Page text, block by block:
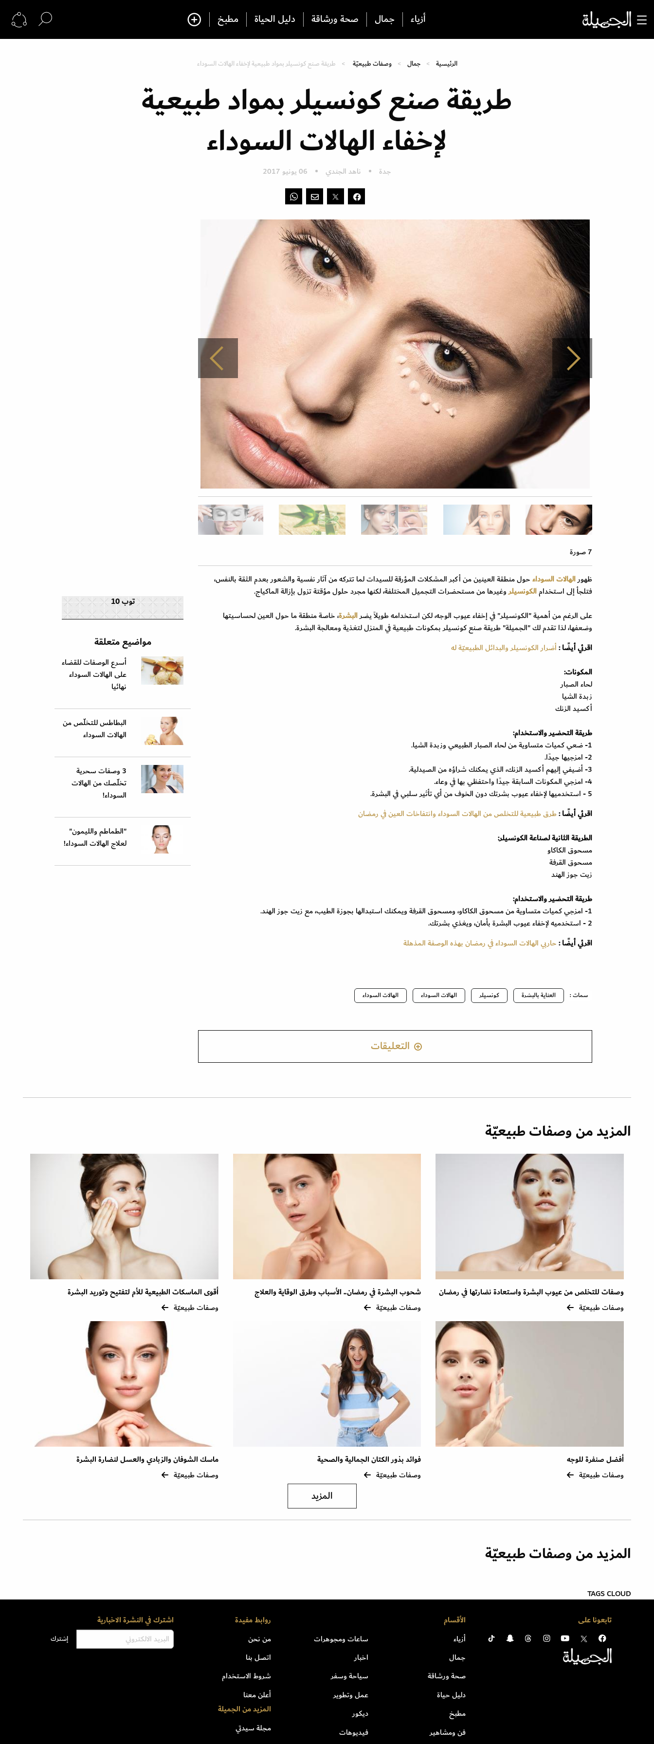
أزياء جمال صحة ورشاقة دليل الحياة مطبخ
الرئيسية جمال وصفات طبيعيّة طريقة صنع كونسيلر بمواد طبيعية لإخفاء الهالات السوداء
طريقة صنع كونسيلر بمواد طبيعية
لإخفاء الهالات السوداء
جدة ناهد الجندي 06 يونيو 2017
7 صورة
ظهورالهالات السوداءحول منطقة العينين من أكبر المشكلات المؤرقة للسيدات لما تتركه من آثار نفسية والشعور بعدم الثقة بالنفس،
فتلجأ إلى استخدامالكونسيلروغيرها من مستحضرات التجميل المختلفة، لكنها مجرد حلول مؤقتة تزول بإزالة الماكياج.
على الرغم من أهمية "الكونسيلر" في إخفاء عيوب الوجه، لكن استخدامه طويلاً يضرالبشرة، خاصة منطقة ما حول العين لحساسيتها
وضعفها، لذا تقدم لك "الجميلة" طريقة صنع كونسيلر بمكونات طبيعية في المنزل لتغذية ومعالجة البشرة.
اقرئي أيضًا :أضرار الكونسيلر والبدائل الطبيعيّة له
المكونات:
لحاء الصبار
زبدة الشيا
أكسيد الزنك
طريقة التحضير والاستخدام:
1- ضعي كميات متساوية من لحاء الصبار الطبيعي وزبدة الشيا.
2- امزجيها جيدًا.
3- أضيفي إليهم أكسيد الزنك، الذي يمكنك شراؤه من الصيدلية.
4- امزجي المكونات السابقة جيدًا واحتفظي بها في وعاء.
5 - استخدميها لإخفاء عيوب بشرتك دون الخوف من أي تأثير سلبي في البشرة.
اقرئي أيضًا :طرق طبيعية للتخلص من الهالات السوداء وانتفاخات العين في رمضان
الطريقة الثانية لصناعة الكونسيلر:
مسحوق الكاكاو
مسحوق القرفة
زيت جوز الهند
طريقة التحضير والاستخدام:
1- امزجي كميات متساوية من مسحوق الكاكاو، ومسحوق القرفة ويمكنك استبدالها بجوزة الطيب، مع زيت جوز الهند.
2 - استخدميه لإخفاء عيوب البشرة بأمان، ويغذي بشرتك.
اقرئي أيضًا :حاربي الهالات السوداء في رمضان بهذه الوصفة المذهلة
سمات : العناية بالبشرة كونسيلر الهالات السوداء الهالات السوداء
التعليقات
توب 10
مواضيع متعلقة
أسرع الوصفات للقضاء
على الهالات السوداء
نهائيا
البطاطس للتخلّص من
الهالات السوداء
3 وصفات سحرية
تخلّصك من الهالات
السوداء!
"الطماطم والليمون"
لعلاج الهالات السوداء!
المزيد من وصفات طبيعيّة
وصفات للتخلص من عيوب البشرة واستعادة نضارتها في رمضان
وصفات طبيعيّة
شحوب البشرة في رمضان.. الأسباب وطرق الوقاية والعلاج
وصفات طبيعيّة
أقوى الماسكات الطبيعية للأم لتفتيح وتوريد البشرة
وصفات طبيعيّة
أفضل صنفرة للوجه
وصفات طبيعيّة
فوائد بذور الكتان الجمالية والصحية
وصفات طبيعيّة
ماسك الشوفان والزبادي والعسل لنضارة البشرة
وصفات طبيعيّة
المزيد
المزيد من وصفات طبيعيّة
TAGS CLOUD
تابعونا على الأقسام
أزياء
جمال
صحة ورشاقة
دليل حياة
مطبخ
فن ومشاهير
ساعات ومجوهرات
اخبار
سياحة وسفر
عمل وتطوير
ديكور
فيديوهات
روابط مفيدة
من نحن
اتصل بنا
شروط الاستخدام
أعلن معنا
المزيد من الجميلة
مجلة سيدتي
اشترك في النشرة الاخبارية